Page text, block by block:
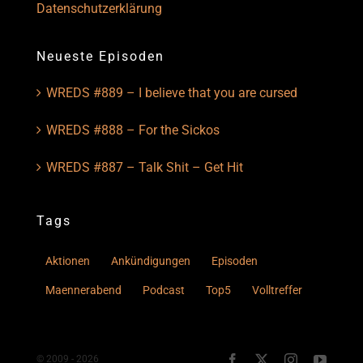
Datenschutzerklärung
Neueste Episoden
WREDS #889 – I believe that you are cursed
WREDS #888 – For the Sickos
WREDS #887 – Talk Shit – Get Hit
Tags
Aktionen Ankündigungen Episoden
Maennerabend Podcast Top5 Volltreffer
© 2009 - 2026